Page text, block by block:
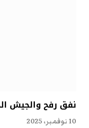
نفق رفح والجيش
10 نوفمبر، 2025